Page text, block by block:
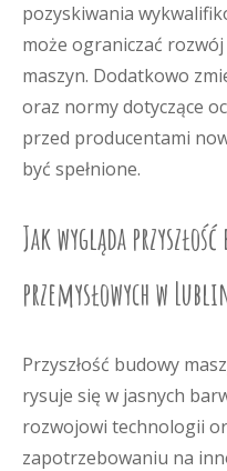
pozyskiwania
może ograniczać
maszyn. Dodatkowo
oraz normy dotyczące
przed producentami
być spełnione.
Jak wygląda
przemysłowych w
Przyszłość budowy
rysuje się w jasnych
rozwojowi technologii
zapotrzebowaniu na